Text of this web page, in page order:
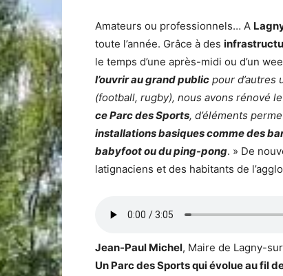
Amateurs ou professionnels… A
toute l’année. Grâce à des
le temps d’une après-midi ou d’un
l’ouvrir au grand public pour d’autres
(football, rugby), nous avons rénové
ce Parc des Sports, d’éléments
installations basiques comme des
babyfoot ou du ping-pong. » De
latignaciens et des habitants de
Jean-Paul Michel, Maire de Lagny-
Un Parc des Sports qui évolue au fil